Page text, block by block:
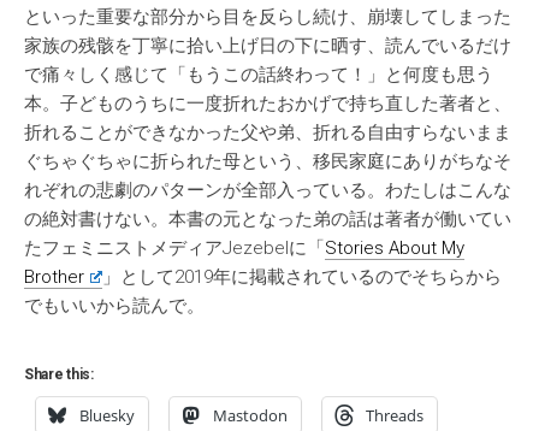
といった重要な部分から目を反らし続け、崩壊してしまった
家族の残骸を丁寧に拾い上げ日の下に晒す、読んでいるだけ
で痛々しく感じて「もうこの話終わって！」と何度も思う
本。子どものうちに一度折れたおかげで持ち直した著者と、
折れることができなかった父や弟、折れる自由すらないまま
ぐちゃぐちゃに折られた母という、移民家庭にありがちなそ
れぞれの悲劇のパターンが全部入っている。わたしはこんな
の絶対書けない。本書の元となった弟の話は著者が働いてい
たフェミニストメディアJezebelに「Stories About My
Brother
」として2019年に掲載されているのでそちらから
でもいいから読んで。
Share this:
Bluesky Mastodon Threads